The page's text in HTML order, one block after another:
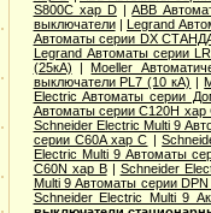
S800C хар D|ABB
выключатели| Legrand
Автоматы серии DX
Legrand Автоматы серии
(25кА) |Moeller
выключатели PL7 (10 кА) |
Electric Aвтоматы серии
Автоматы серии C120H хар
Schneider Electric Multi 9
серии C60A хар C |
Electric Multi 9 Автоматы
C60N хар B| Schneider
Multi 9 Автоматы серии
Schneider Electric Multi 9